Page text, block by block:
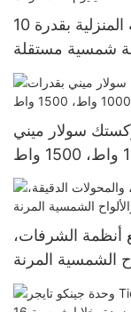
نظام فوكستك للطاقة الشمسية المنزلية بقدرة 10
شمسية مستقلة
فولت
سولار ميني
أنظمة الشرفات،